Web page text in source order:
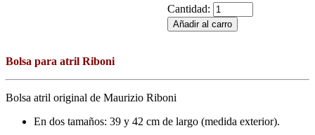
Cantidad:
Bolsa para atril Riboni
Bolsa atril original de Maurizio Riboni
En dos tamaños: 39 y 42 cm de largo (medida exterior).